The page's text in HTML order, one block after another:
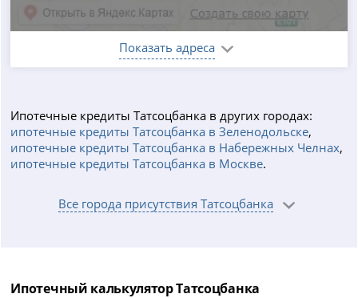
Показать адреса
Ипотечные кредиты Татсоцбанка в других городах:
ипотечные кредиты Татсоцбанка в Зеленодольске,
ипотечные кредиты Татсоцбанка в Набережных Челнах,
ипотечные кредиты Татсоцбанка в Москве.
Все города присутствия Татсоцбанка
Ипотечный калькулятор Татсоцбанка